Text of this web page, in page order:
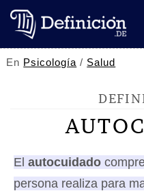
En Psicología / Salud
El autocuidado
persona realiza para